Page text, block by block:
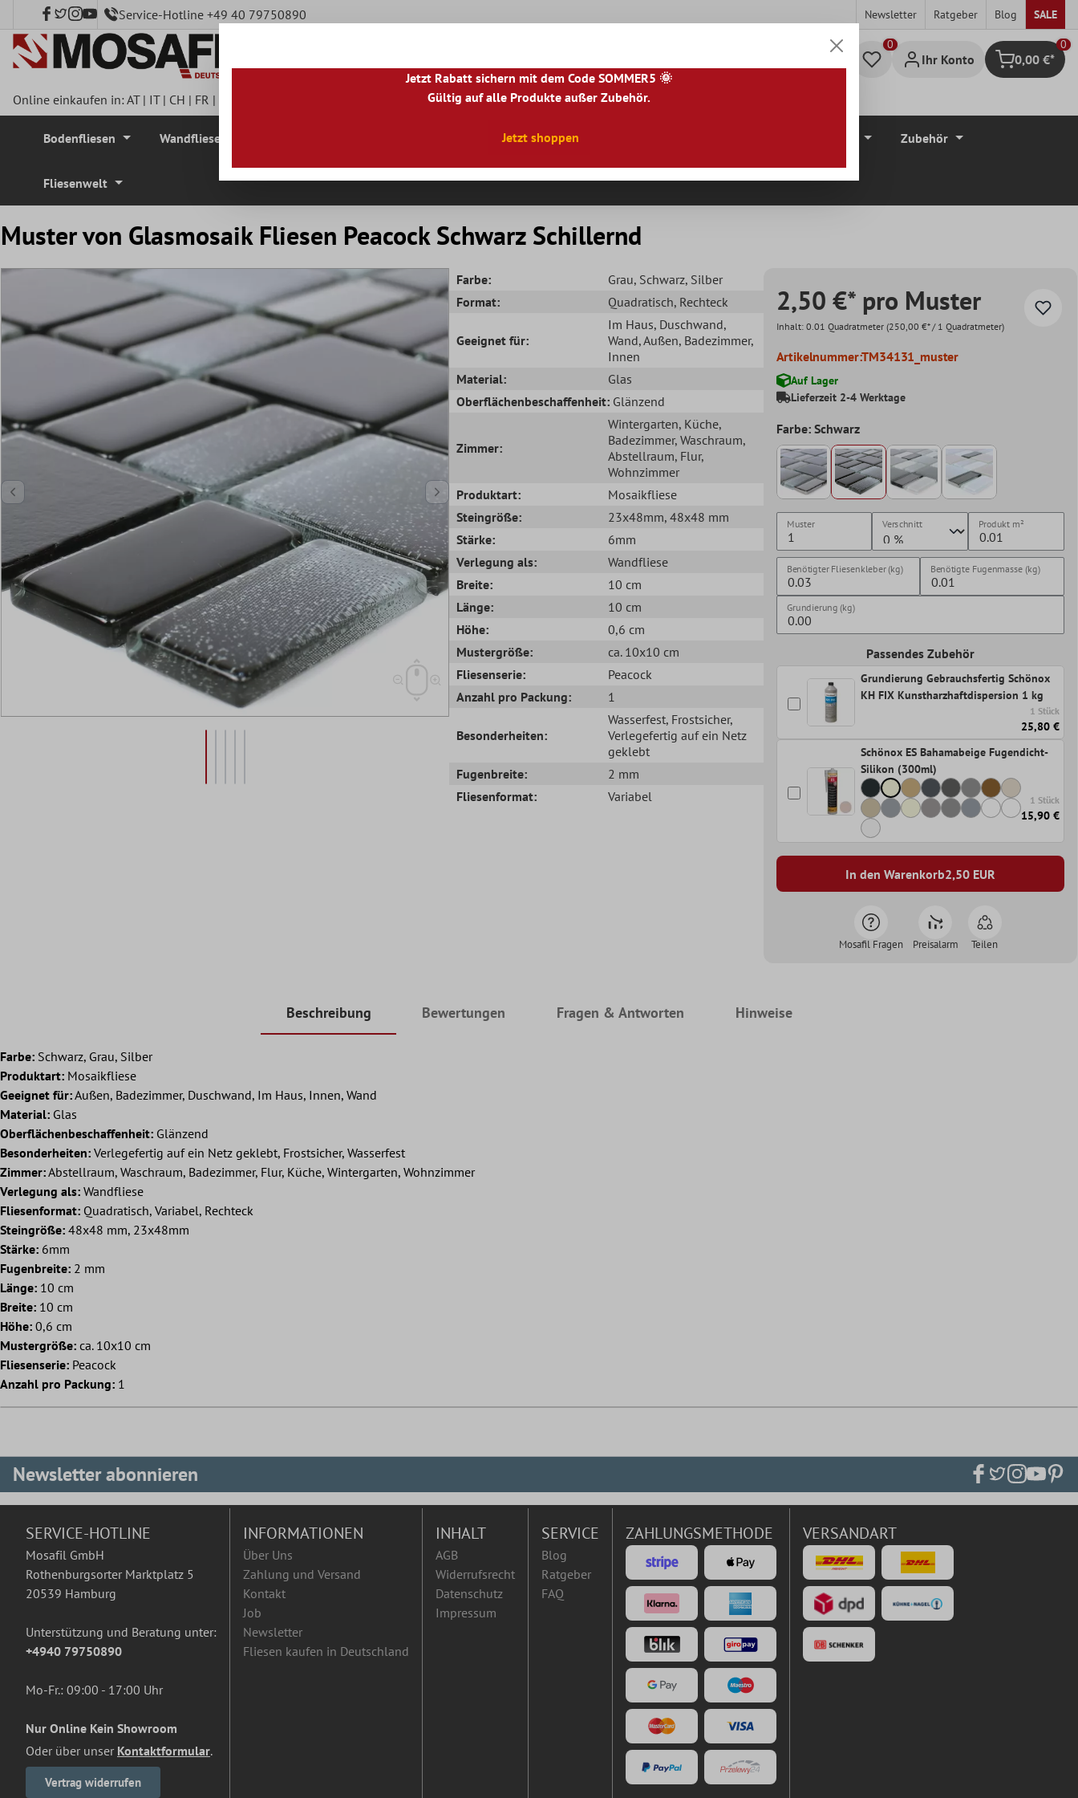
springen Service-Hotline +49 40 79750890 Newsletter Ratgeber Blog SALE
Ihr Konto Warenkorb
0
0,00 €*
Online einkaufen in:AT| IT| CH | FR | |PL|PT|FI|GR|RO|NO|HU|BG|HR|
Bodenfliesen Wandfliesen Terrassenplatten Zubehör
Fliesenwelt
Muster von Glasmosaik Fliesen Peacock Schwarz Schillernd
Farbe: Grau, Schwarz, Silber
Format:
Quadratisch, Rechteck
Geeignet für:
Im Haus, Duschwand,
Wand, Außen, Badezimmer,
Innen
Material:
Glas
Oberflächenbeschaffenheit: Glänzend
Zimmer:
Wintergarten, Küche,
Badezimmer, Waschraum,
Abstellraum, Flur,
Wohnzimmer
Produktart:
Mosaikfliese
Steingröße:
23x48mm, 48x48 mm
Stärke:
6mm
Verlegung als:
Wandfliese
Breite:
10 cm
Länge:
10 cm
Höhe:
0,6 cm
Mustergröße:
ca. 10x10 cm
Fliesenserie:
Peacock
Anzahl pro Packung:
1
Besonderheiten:
Wasserfest, Frostsicher,
Verlegefertig auf ein Netz
geklebt
Fugenbreite:
2 mm
Fliesenformat:
Variabel
2,50 €* pro Muster
Inhalt: 0.01 Quadratmeter (250,00 €* / 1 Quadratmeter)
Artikelnummer:TM34131_muster
Auf Lager
Lieferzeit 2-4 Werktage
Farbe: Schwarz
Muster Verschnitt Produkt m²
Benötigter Fliesenkleber (kg) Benötigte Fugenmasse (kg)
Grundierung (kg)
Passendes Zubehör
Grundierung Gebrauchsfertig Schönox
KH FIX Kunstharzhaftdispersion 1 kg
1 Stück
25,80 €
Schönox ES Bahamabeige Fugendicht-
Silikon (300ml)
1 Stück
15,90 €
In den Warenkorb2,50EUR
Mosafil Fragen Preisalarm Teilen
Beschreibung Bewertungen Fragen & Antworten Hinweise
Farbe: Schwarz, Grau, Silber
Produktart: Mosaikfliese
Geeignet für:Außen, Badezimmer, Duschwand, Im Haus, Innen, Wand
Material: Glas
Oberflächenbeschaffenheit: Glänzend
Besonderheiten: Verlegefertig auf ein Netz geklebt, Frostsicher, Wasserfest
Zimmer:Abstellraum, Waschraum, Badezimmer, Flur, Küche, Wintergarten, Wohnzimmer
Verlegung als: Wandfliese
Fliesenformat: Quadratisch, Variabel, Rechteck
Steingröße: 48x48 mm, 23x48mm
Stärke: 6mm
Fugenbreite: 2 mm
Länge: 10 cm
Breite: 10 cm
Höhe: 0,6 cm
Mustergröße: ca. 10x10 cm
Fliesenserie: Peacock
Anzahl pro Packung: 1
Newsletter abonnieren
SERVICE-HOTLINE
Mosafil GmbH
Rothenburgsorter Marktplatz 5
20539 Hamburg
Unterstützung und Beratung unter:
+4940 79750890
Mo-Fr.: 09:00 - 17:00 Uhr
Nur Online Kein Showroom
Oder über unser Kontaktformular.
Vertrag widerrufen
INFORMATIONEN
Über Uns
Zahlung und Versand
Kontakt
Job
Newsletter
Fliesen kaufen in Deutschland
INHALT
AGB
Widerrufsrecht
Datenschutz
Impressum
SERVICE
Blog
Ratgeber
FAQ
ZAHLUNGSMETHODE VERSANDART
Jetzt Rabatt sichern mit dem Code SOMMER5 🌞
Gültig auf alle Produkte außer Zubehör.
Jetzt shoppen